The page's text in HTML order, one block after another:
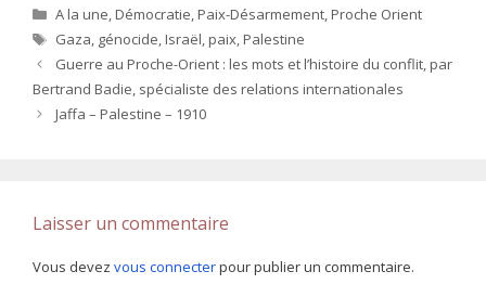
Catégories
A la une,Démocratie,Paix-Désarmement,Proche Orient
Étiquettes
Gaza, génocide,Israël,paix,Palestine
Guerre au Proche-Orient : les mots et l’histoire du conflit, par
Bertrand Badie, spécialiste des relations internationales
Jaffa – Palestine – 1910
Laisser un commentaire
Vous devez vous connecterpour publier un commentaire.